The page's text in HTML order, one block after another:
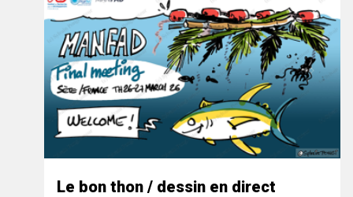
Le bon thon / dessin en direct